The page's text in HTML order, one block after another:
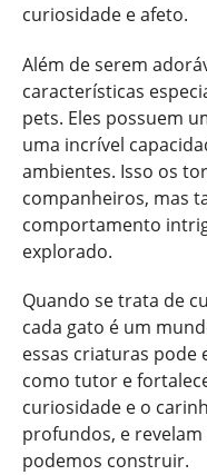
curiosidade e afeto.
Além de serem
características
pets. Eles possuem
uma incrível
ambientes. Isso os
companheiros, mas
comportamento
explorado.
Quando se trata de
cada gato é um
essas criaturas pode
como tutor e
curiosidade e o
profundos, e
podemos construir.